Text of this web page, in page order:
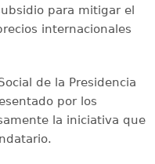
para mitigar el
internacionales
de la Presidencia
por los
la iniciativa que